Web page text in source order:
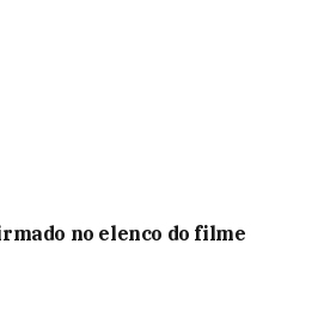
no elenco do filme